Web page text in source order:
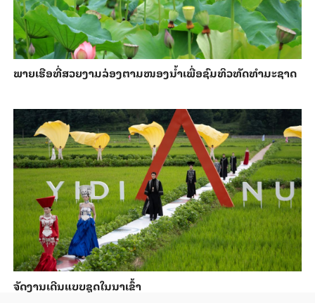
ພາຍ​ເຮືອທີ່​ສວຍ​ງາມ​ລ່ອງ​ຕາມ​​ໜອງນ້ຳ​​ເພື່ອ​ຊົມ​ທິວ​ທັດ​ທຳ​ມະ​ຊາດ
ຈັດງານເດີນແບບຊຸດໃນນາເຂົ້າ